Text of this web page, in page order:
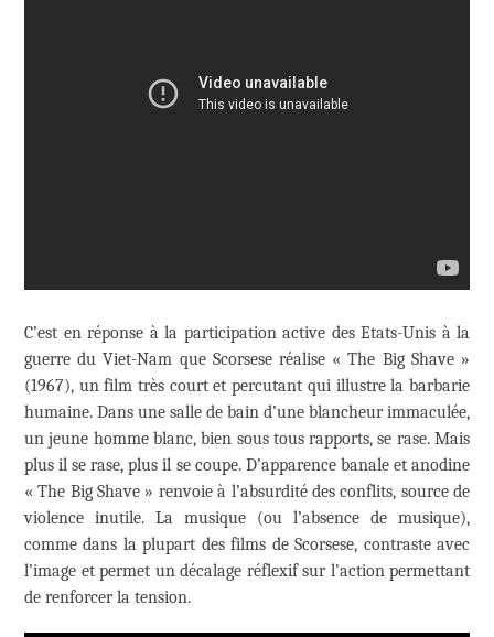
C’est en réponse à la participation active des Etats-Unis à la
guerre du Viet-Nam que Scorsese réalise « The Big Shave »
(1967), un film très court et percutant qui illustre la barbarie
humaine. Dans une salle de bain d’une blancheur immaculée,
un jeune homme blanc, bien sous tous rapports, se rase. Mais
plus il se rase, plus il se coupe. D’apparence banale et anodine
« The Big Shave » renvoie à l’absurdité des conflits, source de
violence inutile. La musique (ou l’absence de musique),
comme dans la plupart des films de Scorsese, contraste avec
l’image et permet un décalage réflexif sur l’action permettant
de renforcer la tension.